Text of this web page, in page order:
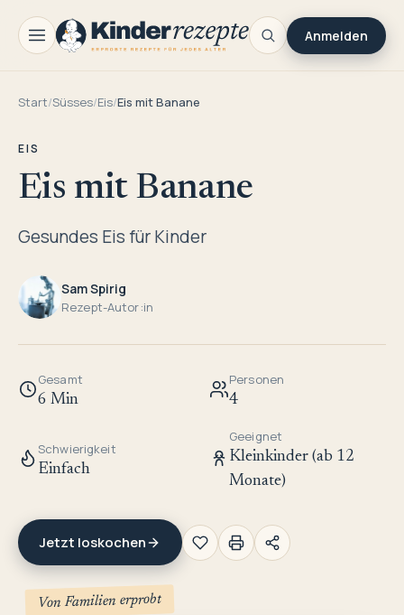
Anmelden
Start/Süsses/Eis/Eis mit Banane
EIS
Eis mit Banane
Gesundes Eis für Kinder
Sam Spirig
Rezept-Autor:in
Gesamt
6 Min
Personen
4
Schwierigkeit
Einfach
Geeignet
Kleinkinder (ab 12
Monate)
Jetzt loskochen
Von Familien erprobt